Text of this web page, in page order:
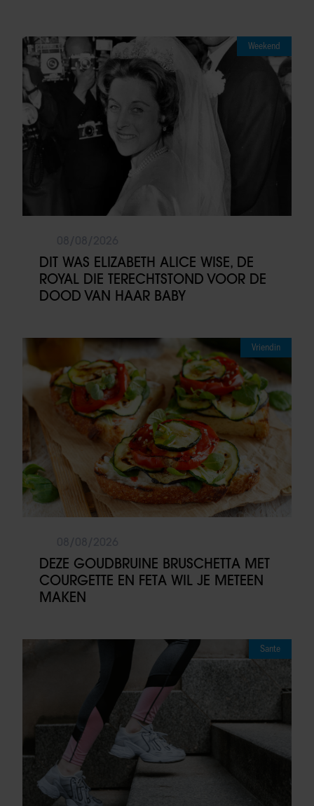
Weekend
DIT WAS ELIZABETH ALICE WISE, DE
ROYAL DIE TERECHTSTOND VOOR DE
DOOD VAN HAAR BABY
Vriendin
DEZE GOUDBRUINE BRUSCHETTA MET
COURGETTE EN FETA WIL JE METEEN
MAKEN
Sante